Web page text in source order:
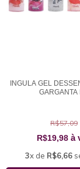
INGULA GEL
GARGANTA
R$57,09
R$19,98 à
3x de R$6,66